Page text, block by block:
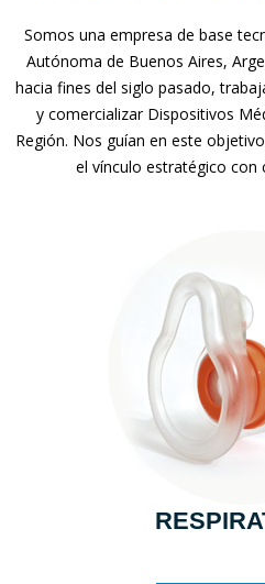
Somos una empresa de base
Autónoma de Buenos Aires,
hacia fines del siglo pasado,
y comercializar Dispositivos
Región. Nos guían en este
el vínculo estratégico con